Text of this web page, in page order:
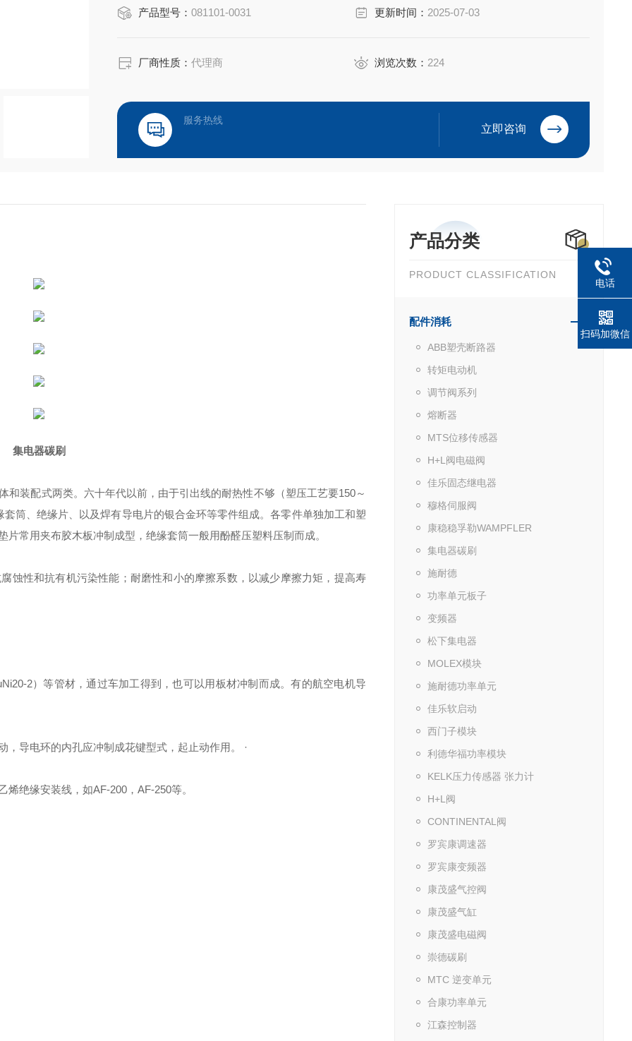
产品型号：081101-0031 更新时间： 2025-07-03
厂商性质：代理商 浏览次数： 224
服务热线
立即咨询
产品分类
PRODUCT CLASSIFICATION
配件消耗
ABB塑壳断路器
转矩电动机
调节阀系列
熔断器
MTS位移传感器
H+L阀电磁阀
佳乐固态继电器
穆格伺服阀
康稳稳孚勒WAMPFLER
集电器碳刷
施耐德
功率单元板子
变频器
松下集电器
MOLEX模块
施耐德功率单元
佳乐软启动
西门子模块
利德华福功率模块
KELK压力传感器 张力计
H+L阀
CONTINENTAL阀
罗宾康调速器
罗宾康变频器
康茂盛气控阀
康茂盛气缸
康茂盛电磁阀
崇德碳刷
MTC 逆变单元
合康功率单元
江森控制器
集电器碳刷
装配式两类。六十年代以前，由于引出线的耐热性不够（塑压工艺要150～
筒、绝缘片、以及焊有导电片的银合金环等零件组成。各零件单独加工和塑
常用夹布胶木板冲制成型，绝缘套筒一般用酚醛压塑料压制而成。
蚀性和抗有机污染性能；耐磨性和小的摩擦系数，以减少摩擦力矩，提高寿
2）等管材，通过车加工得到，也可以用板材冲制而成。有的航空电机导
导电环的内孔应冲制成花键型式，起止动作用。 ·
绝缘安装线，如AF-200，AF-250等。
电话
扫码加微信